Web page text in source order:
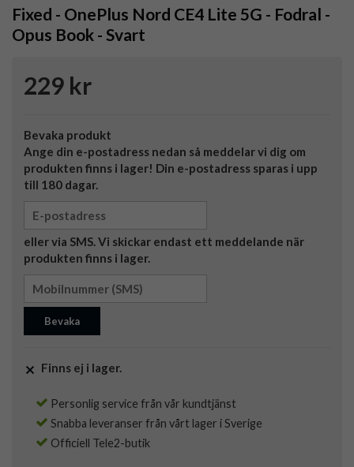
Fixed - OnePlus Nord CE4 Lite 5G - Fodral -
Opus Book - Svart
229 kr
Bevaka produkt
Ange din e-postadress nedan så meddelar vi dig om
produkten finns i lager! Din e-postadress sparas i upp
till 180 dagar.
eller via SMS. Vi skickar endast ett meddelande när
produkten finns i lager.
Bevaka
Finns ej i lager.
Personlig service från vår kundtjänst
Snabba leveranser från vårt lager i Sverige
Officiell Tele2-butik